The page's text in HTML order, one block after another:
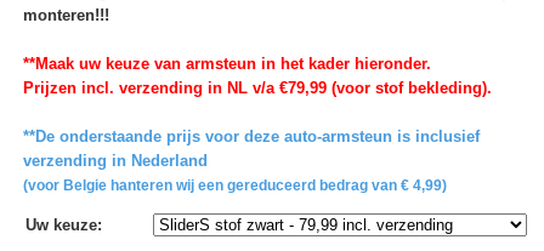
monteren!!!
**Maak uw keuze van armsteun in het kader hieronder.
Prijzen incl. verzending in NL v/a €79,99 (voor stof bekleding).
**De onderstaande prijs voor deze auto-armsteun is inclusief
verzending in Nederland
(voor Belgie hanteren wij een gereduceerd bedrag van € 4,99)
Uw keuze: